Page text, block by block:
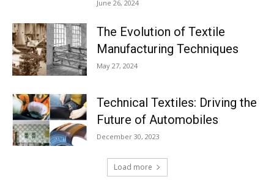
June 26, 2024
The Evolution of Textile
Manufacturing Techniques
May 27, 2024
Technical Textiles: Driving the
Future of Automobiles
December 30, 2023
Load more